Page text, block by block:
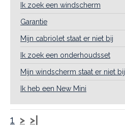
Ik zoek een windscherm
Garantie
Mijn cabriolet staat er niet bij
Ik zoek een onderhoudsset
Mijn windscherm staat er niet bij
Ik heb een New Mini
1 > >|